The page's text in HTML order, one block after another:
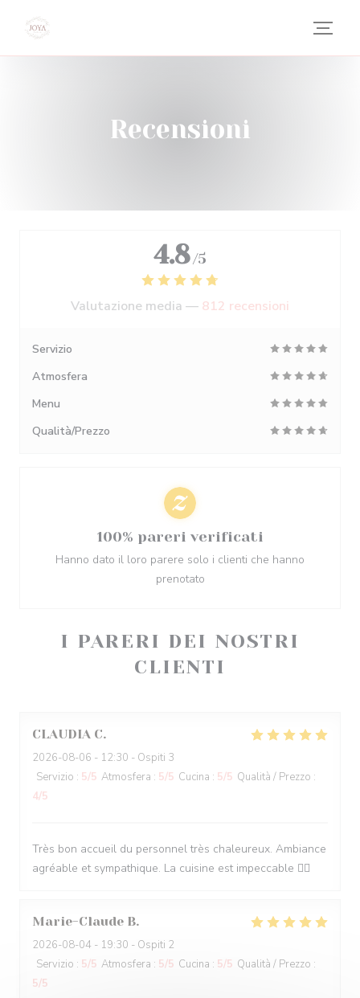
Recensioni
I PARERI DEI NOSTRI
CLIENTI
CLAUDIA C
2026-08-06 - 12:30 - Ospiti 3
Servizio : 5/5 Atmosfera : 5/5 Cucina : 5/5 Qualità / Prezzo :
4/5
Très bon accueil du personnel très chaleureux. Ambiance
agréable et sympathique. La cuisine est impeccable 👌🏽
Marie-Claude B
2026-08-04 - 19:30 - Ospiti 2
Servizio : 5/5 Atmosfera : 5/5 Cucina : 5/5 Qualità / Prezzo :
5/5
4.8 /5
Valutazione media — 812 recensioni
Servizio
Atmosfera
Menu
Qualità/Prezzo
100% pareri verificati
Hanno dato il loro parere solo i clienti che hanno
prenotato